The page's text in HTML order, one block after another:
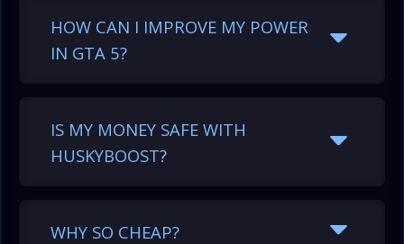
HOW CAN I IMPROVE MY POWER
IN GTA 5?
IS MY MONEY SAFE WITH
HUSKYBOOST?
WHY SO CHEAP?